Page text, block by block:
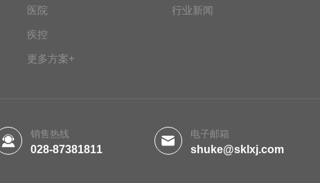
医院
疾控
更多方案+
行业新闻
销售热线
028-87381811
电子邮箱
shuke@sklxj.com